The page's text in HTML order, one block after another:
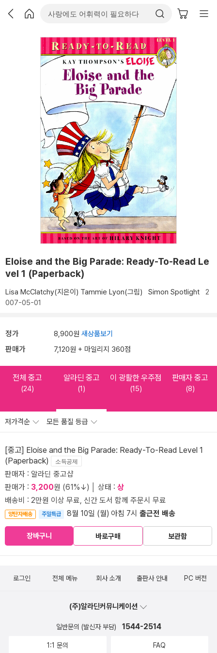
Eloise and the Big Parade: Ready-To-Read Le
vel 1 (Paperback)
Lisa McClatchy(지은이) Tammie Lyon(그림) Simon Spotlight 2
007-05-01
정가 8,900원 새상품보기
판매가 7,120원 + 마일리지 360점
전체 중고
(24)
알라딘 중고
(1)
이 광활한 우주점
(15)
판매자 중고
(8)
저가격순 모든 품질 등급
[중고] Eloise and the Big Parade: Ready-To-Read Level 1
(Paperback)
소득공제
판매자 : 알라딘 중고샵
판매가 : 3,200원 (61%↓) │ 상태 : 상
배송비 : 2만원 이상 무료, 신간 도서 함께 주문시 무료
양탄자배송 주말특급 8월 10일 (월) 아침 7시 출근전 배송
장바구니 바로구매 보관함
로그인 전체 메뉴 회사 소개 출판사 안내 PC 버전
(주)알라딘커뮤니케이션
일반문의 (발신자 부담) 1544-2514
1:1 문의 FAQ